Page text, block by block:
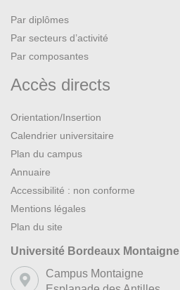
Par diplômes
Par secteurs d’activité
Par composantes
Accès directs
Orientation/Insertion
Calendrier universitaire
Plan du campus
Annuaire
Accessibilité : non conforme
Mentions légales
Plan du site
Université Bordeaux Montaigne
Campus Montaigne